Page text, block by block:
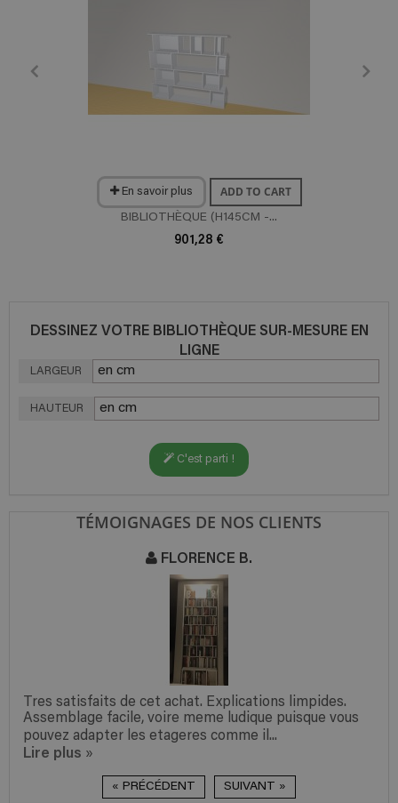
En savoir plus ADD TO CART
BIBLIOTHÈQUE (H145CM -...
901,28 €
DESSINEZ VOTRE BIBLIOTHÈQUE SUR-MESURE EN
LIGNE
LARGEUR
HAUTEUR
C'est parti !
TÉMOIGNAGES DE NOS CLIENTS
FLORENCE B.
Tres satisfaits de cet achat. Explications limpides.
Assemblage facile, voire meme ludique puisque vous
pouvez adapter les etageres comme il...
Lire plus »
« PRÉCÉDENT SUIVANT »